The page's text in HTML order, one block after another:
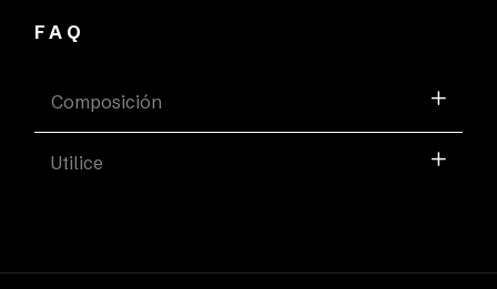
FAQ
Composición
Utilice